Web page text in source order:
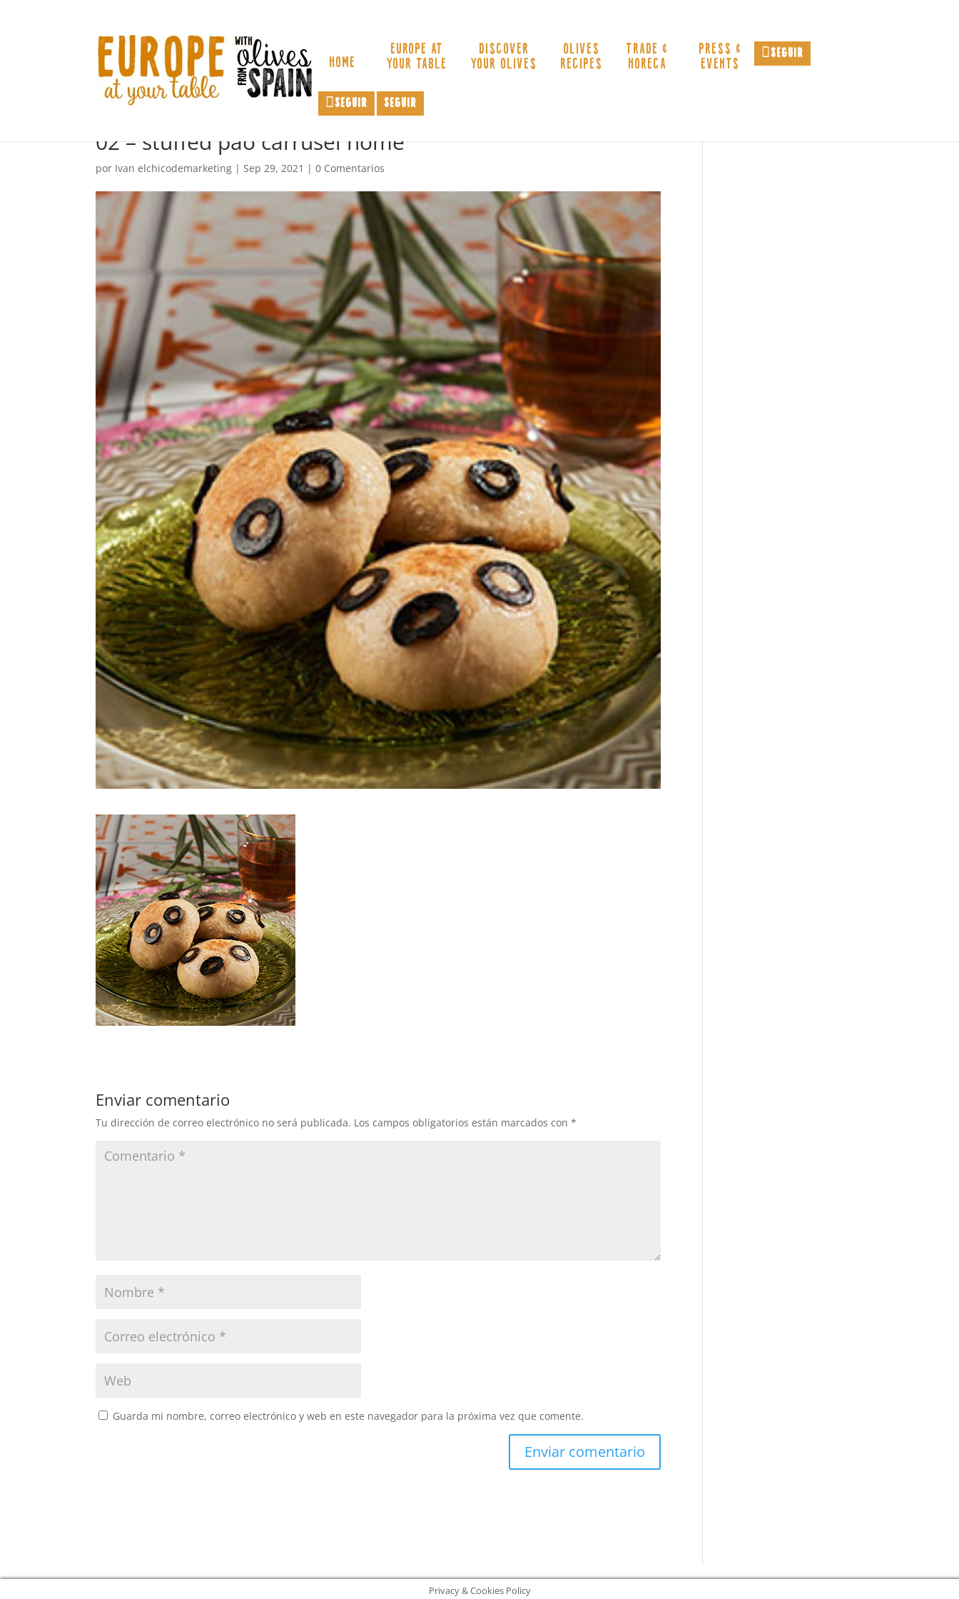
HOME
EUROPE AT
YOUR TABLE
DISCOVER
YOUR OLIVES
OLIVES
RECIPES
TRADE &
HORECA
PRESS &
EVENTS
Seguir
Seguir Seguir
02 – stuffed pao carrusel home
por Ivan elchicodemarketing |Sep 29, 2021 |0 Comentarios
Enviar comentario
Tu dirección de correo electrónico no será publicada. Los campos obligatorios están marcados con*
Guarda mi nombre, correo electrónico y web en este navegador para la próxima vez que comente.
Privacy & Cookies Policy